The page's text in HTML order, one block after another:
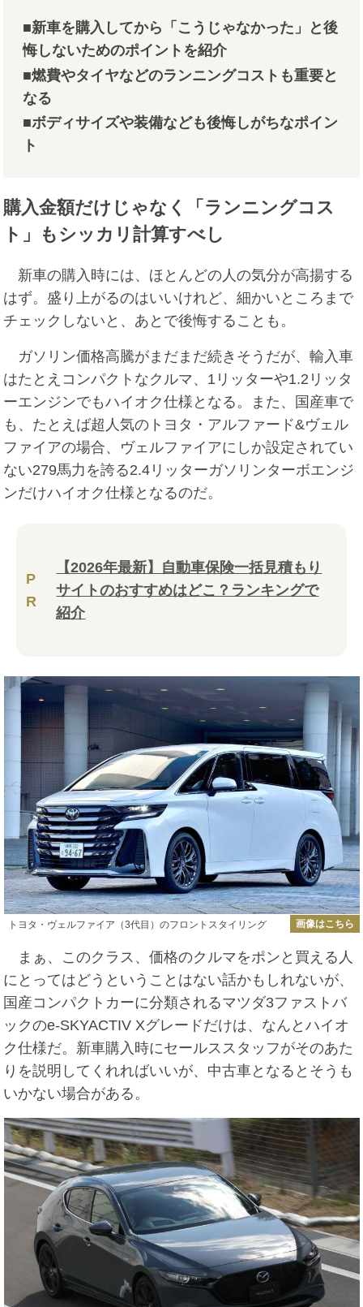
■新車を購入してから「こうじゃなかった」と後
悔しないためのポイントを紹介
■燃費やタイヤなどのランニングコストも重要と
なる
■ボディサイズや装備なども後悔しがちなポイン
ト
購入金額だけじゃなく「ランニングコス
ト」もシッカリ計算すべし
新車の購入時には、ほとんどの人の気分が高揚する
はず。盛り上がるのはいいけれど、細かいところまで
チェックしないと、あとで後悔することも。
ガソリン価格高騰がまだまだ続きそうだが、輸入車
はたとえコンパクトなクルマ、1リッターや1.2リッタ
ーエンジンでもハイオク仕様となる。また、国産車で
も、たとえば超人気のトヨタ・アルファード&ヴェル
ファイアの場合、ヴェルファイアにしか設定されてい
ない279馬力を誇る2.4リッターガソリンターボエンジ
ンだけハイオク仕様となるのだ。
P
R
【2026年最新】自動車保険一括見積もり
サイトのおすすめはどこ？ランキングで
紹介
トヨタ・ヴェルファイア（3代目）のフロントスタイリング 画像はこちら
まぁ、このクラス、価格のクルマをポンと買える人
にとってはどうということはない話かもしれないが、
国産コンパクトカーに分類されるマツダ3ファストバ
ックのe-SKYACTIV Xグレードだけは、なんとハイオ
ク仕様だ。新車購入時にセールススタッフがそのあた
りを説明してくれればいいが、中古車となるとそうも
いかない場合がある。